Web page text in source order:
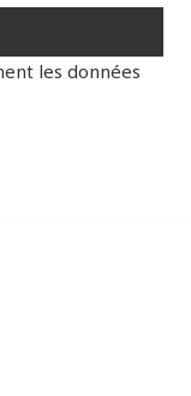
les données